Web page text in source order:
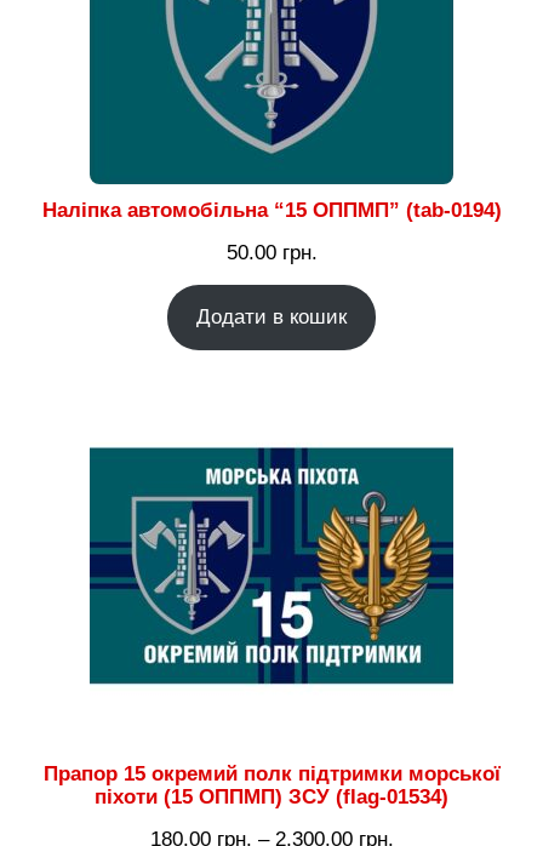
Наліпка автомобільна “15 ОППМП” (tab-0194)
50.00 грн.
Додати в кошик
Прапор 15 окремий полк підтримки морської
піхоти (15 ОППМП) ЗСУ (flag-01534)
180.00 грн. – 2,300.00 грн.Діапазон